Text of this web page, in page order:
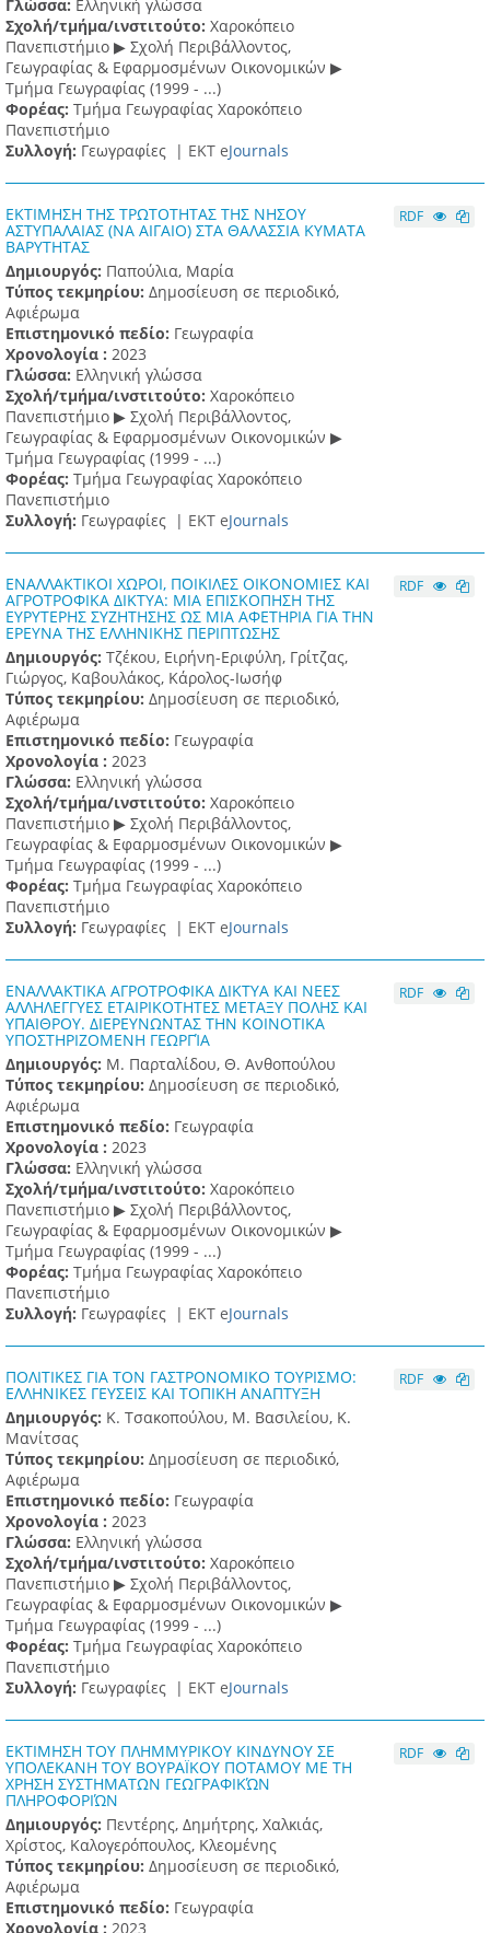
Γλώσσα: Ελληνική γλώσσα
Σχολή/τμήμα/ινστιτούτο: Χαροκόπειο
Πανεπιστήμιο ▶ Σχολή Περιβάλλοντος,
Γεωγραφίας & Εφαρμοσμένων Οικονομικών ▶
Τμήμα Γεωγραφίας (1999 - ...)
Φορέας: Τμήμα Γεωγραφίας Χαροκόπειο
Πανεπιστήμιο
Συλλογή: Γεωγραφίες | ΕΚΤ eJournals
ΕΚΤΙΜΗΣΗ ΤΗΣ ΤΡΩΤΟΤΗΤΑΣ ΤΗΣ ΝΗΣΟΥ
ΑΣΤΥΠΑΛΑΙΑΣ (ΝΑ ΑΙΓΑΙΟ) ΣΤΑ ΘΑΛΑΣΣΙΑ ΚΥΜΑΤΑ
ΒΑΡΥΤΗΤΑΣ
Δημιουργός: Παπούλια, Μαρία
Τύπος τεκμηρίου: Δημοσίευση σε περιοδικό,
Αφιέρωμα
Επιστημονικό πεδίο: Γεωγραφία
Χρονολογία : 2023
Γλώσσα: Ελληνική γλώσσα
Σχολή/τμήμα/ινστιτούτο: Χαροκόπειο
Πανεπιστήμιο ▶ Σχολή Περιβάλλοντος,
Γεωγραφίας & Εφαρμοσμένων Οικονομικών ▶
Τμήμα Γεωγραφίας (1999 - ...)
Φορέας: Τμήμα Γεωγραφίας Χαροκόπειο
Πανεπιστήμιο
Συλλογή: Γεωγραφίες | ΕΚΤ eJournals
RDF
ΕΝΑΛΛΑΚΤΙΚΟΙ ΧΩΡΟΙ, ΠΟΙΚΙΛΕΣ ΟΙΚΟΝΟΜΙΕΣ ΚΑΙ
ΑΓΡΟΤΡΟΦΙΚΑ ΔΙΚΤΥΑ: ΜΙΑ ΕΠΙΣΚΟΠΗΣΗ ΤΗΣ
ΕΥΡΥΤΕΡΗΣ ΣΥΖΗΤΗΣΗΣ ΩΣ ΜΙΑ ΑΦΕΤΗΡΙΑ ΓΙΑ ΤΗΝ
ΕΡΕΥΝΑ ΤΗΣ ΕΛΛΗΝΙΚΗΣ ΠΕΡΙΠΤΩΣΗΣ
Δημιουργός: Τζέκου, Ειρήνη-Εριφύλη, Γρίτζας,
Γιώργος, Καβουλάκος, Κάρολος-Ιωσήφ
Τύπος τεκμηρίου: Δημοσίευση σε περιοδικό,
Αφιέρωμα
Επιστημονικό πεδίο: Γεωγραφία
Χρονολογία : 2023
Γλώσσα: Ελληνική γλώσσα
Σχολή/τμήμα/ινστιτούτο: Χαροκόπειο
Πανεπιστήμιο ▶ Σχολή Περιβάλλοντος,
Γεωγραφίας & Εφαρμοσμένων Οικονομικών ▶
Τμήμα Γεωγραφίας (1999 - ...)
Φορέας: Τμήμα Γεωγραφίας Χαροκόπειο
Πανεπιστήμιο
Συλλογή: Γεωγραφίες | ΕΚΤ eJournals
RDF
ΕΝΑΛΛΑΚΤΙΚΑ ΑΓΡΟΤΡΟΦΙΚΑ ΔΙΚΤΥΑ ΚΑΙ ΝΕΕΣ
ΑΛΛΗΛΕΓΓΥΕΣ ΕΤΑΙΡΙΚΟΤΗΤΕΣ ΜΕΤΑΞΥ ΠΟΛΗΣ ΚΑΙ
ΥΠΑΙΘΡΟΥ. ΔΙΕΡΕΥΝΩΝΤΑΣ ΤΗΝ ΚΟΙΝΟΤΙΚΑ
ΥΠΟΣΤΗΡΙΖΟΜΕΝΗ ΓΕΩΡΓΊΑ
Δημιουργός: Μ. Παρταλίδου, Θ. Ανθοπούλου
Τύπος τεκμηρίου: Δημοσίευση σε περιοδικό,
Αφιέρωμα
Επιστημονικό πεδίο: Γεωγραφία
Χρονολογία : 2023
Γλώσσα: Ελληνική γλώσσα
Σχολή/τμήμα/ινστιτούτο: Χαροκόπειο
Πανεπιστήμιο ▶ Σχολή Περιβάλλοντος,
Γεωγραφίας & Εφαρμοσμένων Οικονομικών ▶
Τμήμα Γεωγραφίας (1999 - ...)
Φορέας: Τμήμα Γεωγραφίας Χαροκόπειο
Πανεπιστήμιο
Συλλογή: Γεωγραφίες | ΕΚΤ eJournals
RDF
ΠΟΛΙΤΙΚΕΣ ΓΙΑ ΤΟΝ ΓΑΣΤΡΟΝΟΜΙΚΟ ΤΟΥΡΙΣΜΟ:
ΕΛΛΗΝΙΚΕΣ ΓΕΥΣΕΙΣ ΚΑΙ ΤΟΠΙΚΗ ΑΝΑΠΤΥΞΗ
Δημιουργός: Κ. Τσακοπούλου, Μ. Βασιλείου, Κ.
Μανίτσας
Τύπος τεκμηρίου: Δημοσίευση σε περιοδικό,
Αφιέρωμα
Επιστημονικό πεδίο: Γεωγραφία
Χρονολογία : 2023
Γλώσσα: Ελληνική γλώσσα
Σχολή/τμήμα/ινστιτούτο: Χαροκόπειο
Πανεπιστήμιο ▶ Σχολή Περιβάλλοντος,
Γεωγραφίας & Εφαρμοσμένων Οικονομικών ▶
Τμήμα Γεωγραφίας (1999 - ...)
Φορέας: Τμήμα Γεωγραφίας Χαροκόπειο
Πανεπιστήμιο
Συλλογή: Γεωγραφίες | ΕΚΤ eJournals
RDF
ΕΚΤΙΜΗΣΗ ΤΟΥ ΠΛΗΜΜΥΡΙΚΟΥ ΚΙΝΔΥΝΟΥ ΣΕ
ΥΠΟΛΕΚΑΝΗ ΤΟΥ ΒΟΥΡΑΪΚΟΥ ΠΟΤΑΜΟΥ ΜΕ ΤΗ
ΧΡΗΣΗ ΣΥΣΤΗΜΑΤΩΝ ΓΕΩΓΡΑΦΙΚΏΝ
ΠΛΗΡΟΦΟΡΙΏΝ
Δημιουργός: Πεντέρης, Δημήτρης, Χαλκιάς,
Χρίστος, Καλογερόπουλος, Κλεομένης
Τύπος τεκμηρίου: Δημοσίευση σε περιοδικό,
Αφιέρωμα
Επιστημονικό πεδίο: Γεωγραφία
Χρονολογία : 2023
RDF